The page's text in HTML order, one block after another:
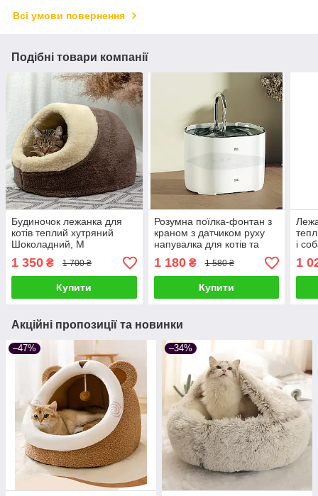
Всі умови повернення
Подібні товари компанії
Будиночок лежанка для
котів теплий хутряний
Шоколадний, M
1 350 ₴ 1 700 ₴
Купити
Розумна поїлка-фонтан з
краном з датчиком руху
напувалка для котів та
собак питний фонтанчик
для тварин білий
1 180₴ 1 580 ₴
Купити
і
см,
1
Акційні пропозиції та новинки
–47% –34%